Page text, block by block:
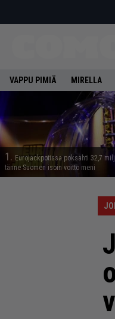
VAPPU PIMIÄ MIRELLA
1. Eurojackpotissa poksahti 32,7
tänne Suomen isoin voitto meni